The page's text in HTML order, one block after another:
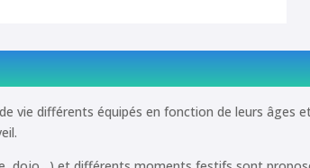
vie différents équipés en fonction de leurs âges